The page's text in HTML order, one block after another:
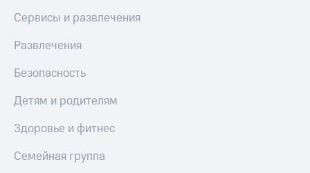
и
товары
Сервисы и развлечения
Развлечения
Безопасность
Детям и родителям
Здоровье и фитнес
Семейная группа